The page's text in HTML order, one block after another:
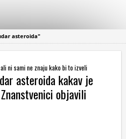
asteroida"
ni sami ne znaju kako bi to izveli
asteroida kakav je
objavili